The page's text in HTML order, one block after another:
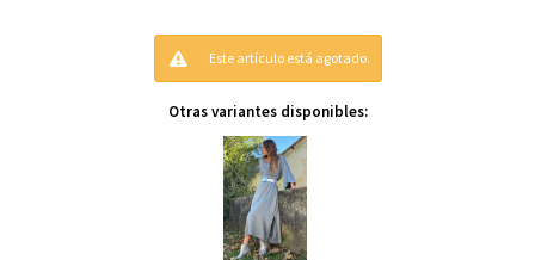
Este artículo está agotado.
Otras variantes disponibles: